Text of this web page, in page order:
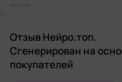
Реклама⋮
Отзыв Нейро.топ.
Сгенерирован на
покупателей